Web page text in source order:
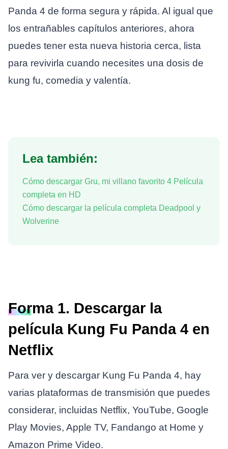
Panda 4 de forma segura y rápida. Al igual que
los entrañables capítulos anteriores, ahora
puedes tener esta nueva historia cerca, lista
para revivirla cuando necesites una dosis de
kung fu, comedia y valentía.
Lea también:
Cómo descargar Gru, mi villano favorito 4 Película
completa en HD
Cómo descargar la película completa Deadpool y
Wolverine
Forma 1. Descargar la
película Kung Fu Panda 4 en
Netflix
Para ver y descargar Kung Fu Panda 4, hay
varias plataformas de transmisión que puedes
considerar, incluidas Netflix, YouTube, Google
Play Movies, Apple TV, Fandango at Home y
Amazon Prime Video.